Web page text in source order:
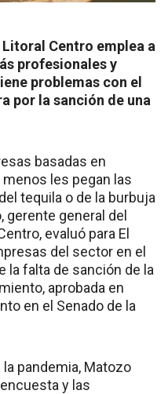
Centro emplea a
profesionales y
problemas con el
por la sanción de una
basadas en
les pegan las
tequila o de la burbuja
gerente general del
evaluó para El
del sector en el
la falta de sanción de la
aprobada en
en el Senado de la
pandemia, Matozo
y las